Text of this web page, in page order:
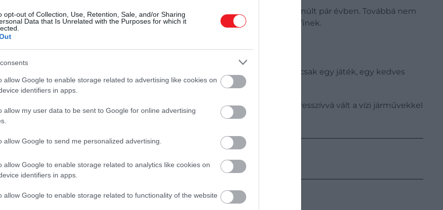
opt-out of Collection, Use, Retention, Sale, and/or Sharing
Data that Is Unrelated with the Purposes for which it
allow Google to enable storage related to advertising like cookies on
identifiers in apps.
allow my user data to be sent to Google for online advertising
allow Google to send me personalized advertising.
allow Google to enable storage related to analytics like cookies on
identifiers in apps.
allow Google to enable storage related to functionality of the website
eset volt az Észak-Afrika és az Ibériai-félsziget közötti területen az elmúlt pár évben. Továbbá nem
turistákat szállító hajókat is támadtak már meg kardszárnyú delfinek.
így, de úgy gondolják, hogy ez a csapkodás az állatok számára csak egy játék, egy kedves
korábban olyan traumatikus eseményt élt át, amely következtében agresszívvá vált a vízi járművekkel
kergetik a halálba a delfineket a gyilkos bálnák